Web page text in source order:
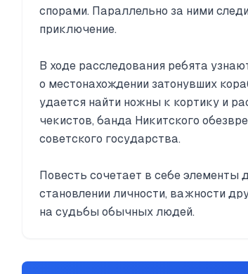
спорами. Параллельно за ними
приключение.
В ходе расследования ребята
о местонахождении затонувших
удается найти ножны к кортику и
чекистов, банда Никитского
советского государства.
Повесть сочетает в себе элементы
становлении личности, важности
на судьбы обычных людей.